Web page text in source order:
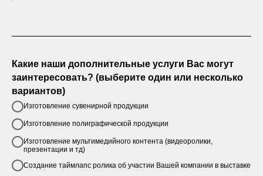
Какие наши дополнительные услуги Вас могут
заинтересовать? (выберите один или несколько
вариантов)
Изготовление сувенирной продукции
Изготовление полиграфической продукции
Изготовление мультимедийного контента (видеоролики,
презентации и тд)
Создание таймлапс ролика об участии Вашей компании в выставке